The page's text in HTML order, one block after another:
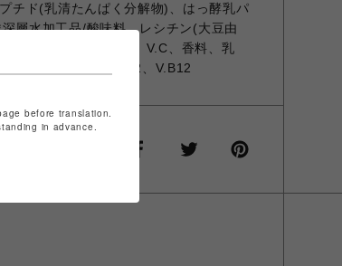
チド(乳清たんぱく分解物)、はっ酵乳パ
層水加工品/酸味料、レシチン(大豆由
ムK)、環状オリゴ糖、V.C、香料、乳
、V.B1、V.B6、V.B2、V.B12
before translation.
in advance.